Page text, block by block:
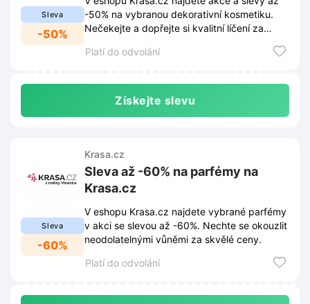
Sleva
-50%
-50% na vybranou dekorativní kosmetiku.
Nečekejte a dopřejte si kvalitní líčení za
Platí do odvolání
Získejte slevu
Sleva
-60%
Krasa.cz
Sleva až -60% na parfémy na
Krasa.cz
V eshopu Krasa.cz najdete vybrané parfémy
v akci se slevou až -60%. Nechte se okouzlit
neodolatelnými vůněmi za skvělé ceny.
Platí do odvolání